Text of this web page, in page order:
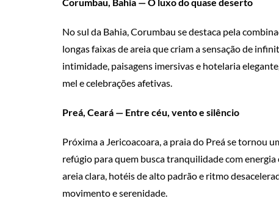
No sul da Bahia, Corumbau se destaca pela
longas faixas de areia que criam a sensação de
intimidade, paisagens imersivas e hotelaria
mel e celebrações afetivas.
Preá, Ceará — Entre céu, vento e silêncio
Próxima a Jericoacoara, a praia do Preá se tornou
refúgio para quem busca tranquilidade com
areia clara, hotéis de alto padrão e ritmo
movimento e serenidade.